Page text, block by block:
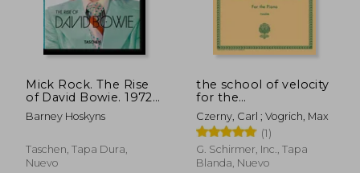
Mick Rock. The Rise
of David Bowie. 1972-
1973 (en Inglés)
Barney Hoskyns
Taschen, Tapa Dura,
Nuevo
the school of velocity
for the
piano,complete (en
Inglés)
Czerny, Carl ; Vogrich, Max
(1)
G. Schirmer, Inc., Tapa
Blanda, Nuevo